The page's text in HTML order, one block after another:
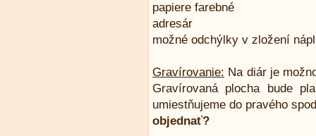
papiere farebné
adresár
možné odchýlky v zložení
Gravírovanie: Na diár je
Gravírovaná plocha bude
umiestňujeme do pravého
objednať?